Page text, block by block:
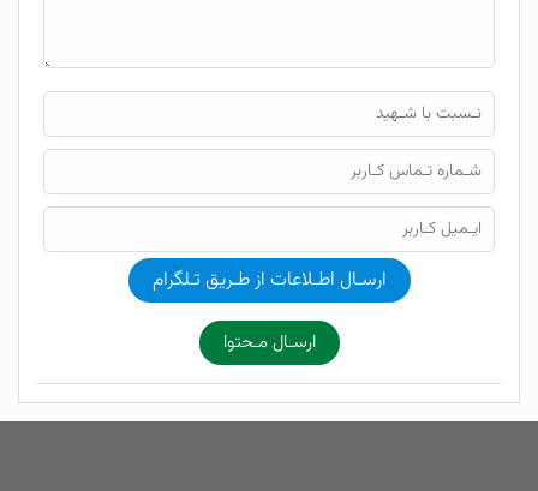
ارسـال اطـلاعات از طـریق تـلگرام
ارسـال مـحتوا